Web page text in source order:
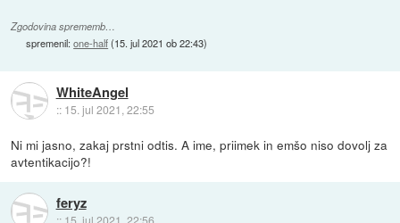
Zgodovina sprememb…
spremenil:one-half(15. jul 2021 ob 22:43)
WhiteAngel
:: 15. jul 2021, 22:55
Ni mi jasno, zakaj prstni odtis. A ime, priimek in emšo niso dovolj za
avtentikacijo?!
feryz
:: 15. jul 2021, 22:56